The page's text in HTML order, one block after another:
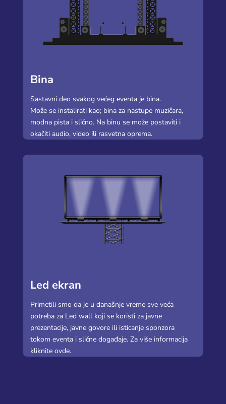
Bina
Sastavni deo svakog većeg eventa je bina.
Može se instalirati kao; bina za nastupe muzičara,
modna pista i slično. Na binu se može postaviti i
okačiti audio, video ili rasvetna oprema.
Led ekran
Primetili smo da je u današnje vreme sve veća
potreba za Led wall koji se koristi za javne
prezentacije, javne govore ili isticanje sponzora
tokom eventa i slične događaje. Za više informacija
kliknite ovde.